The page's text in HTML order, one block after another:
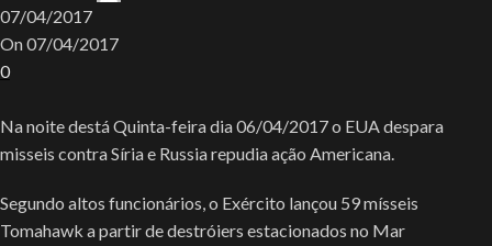
07/04/2017
On 07/04/2017
0
Na noite destá Quinta-feira dia 06/04/2017 o EUA despara
misseis contra Síria e Russia repudia ação Americana.
Segundo altos funcionários, o Exército lançou 59 mísseis
Tomahawk a partir de destróiers estacionados no Mar